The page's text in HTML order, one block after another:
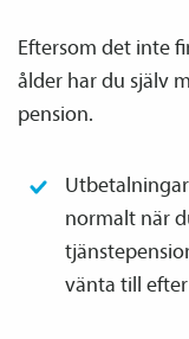
Eftersom det inte
ålder har du själv
pension.
normalt när
vänta till efter